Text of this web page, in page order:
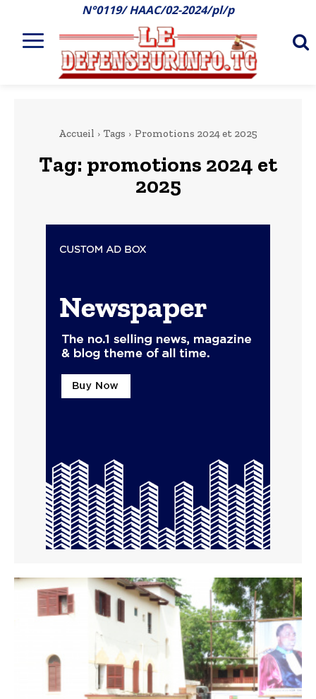
N°0119/ HAAC/02-2024/pl/p
Accueil Tags Promotions 2024 et 2025
Tag: promotions 2024 et
2025